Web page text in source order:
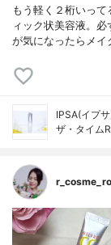
もう軽く２桁いっ
ィック状美容液。
が気になったらメ
IPSA(イプ
ザ・タイム